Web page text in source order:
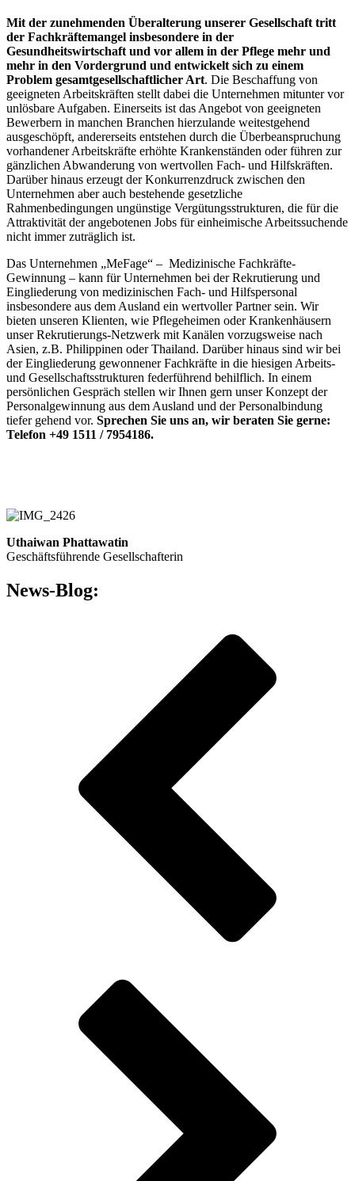
Mit der zunehmenden Überalterung unserer Gesellschaft tritt
der Fachkräftemangel insbesondere in der
Gesundheitswirtschaft und vor allem in der Pflege mehr und
mehr in den Vordergrund und entwickelt sich zu einem
Problem gesamtgesellschaftlicher Art. Die Beschaffung von
geeigneten Arbeitskräften stellt dabei die Unternehmen mitunter vor
unlösbare Aufgaben. Einerseits ist das Angebot von geeigneten
Bewerbern in manchen Branchen hierzulande weitestgehend
ausgeschöpft, andererseits entstehen durch die Überbeanspruchung
vorhandener Arbeitskräfte erhöhte Krankenständen oder führen zur
gänzlichen Abwanderung von wertvollen Fach- und Hilfskräften.
Darüber hinaus erzeugt der Konkurrenzdruck zwischen den
Unternehmen aber auch bestehende gesetzliche
Rahmenbedingungen ungünstige Vergütungsstrukturen, die für die
Attraktivität der angebotenen Jobs für einheimische Arbeitssuchende
nicht immer zuträglich ist.
Das Unternehmen „MeFage“ – Medizinische Fachkräfte-
Gewinnung – kann für Unternehmen bei der Rekrutierung und
Eingliederung von medizinischen Fach- und Hilfspersonal
insbesondere aus dem Ausland ein wertvoller Partner sein. Wir
bieten unseren Klienten, wie Pflegeheimen oder Krankenhäusern
unser Rekrutierungs-Netzwerk mit Kanälen vorzugsweise nach
Asien, z.B. Philippinen oder Thailand. Darüber hinaus sind wir bei
der Eingliederung gewonnener Fachkräfte in die hiesigen Arbeits-
und Gesellschaftsstrukturen federführend behilflich. In einem
persönlichen Gespräch stellen wir Ihnen gern unser Konzept der
Personalgewinnung aus dem Ausland und der Personalbindung
tiefer gehend vor. Sprechen Sie uns an, wir beraten Sie gerne:
Telefon +49 1511 / 7954186.
Uthaiwan Phattawatin
Geschäftsführende Gesellschafterin
News-Blog: